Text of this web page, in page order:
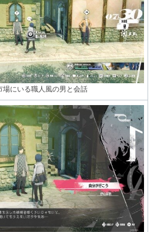
場にいる職人風の男と会話